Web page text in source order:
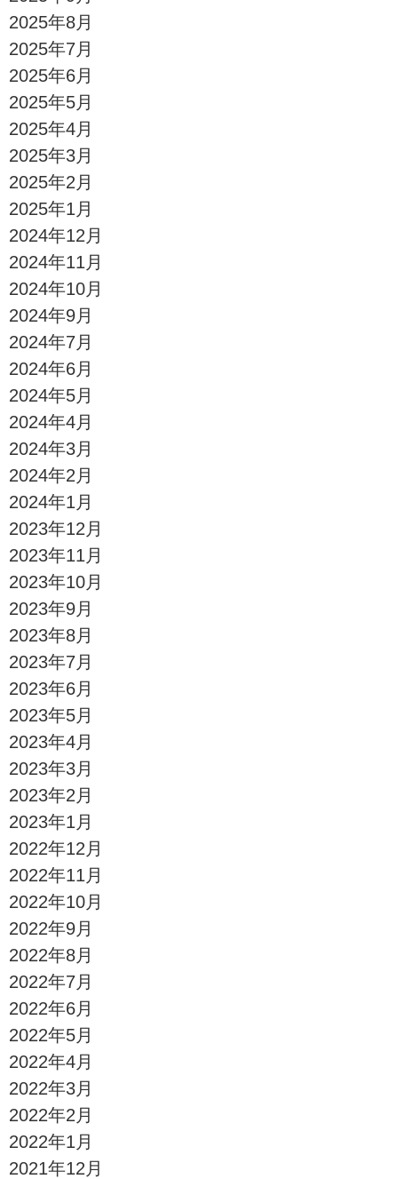
2025年8月
2025年7月
2025年6月
2025年5月
2025年4月
2025年3月
2025年2月
2025年1月
2024年12月
2024年11月
2024年10月
2024年9月
2024年7月
2024年6月
2024年5月
2024年4月
2024年3月
2024年2月
2024年1月
2023年12月
2023年11月
2023年10月
2023年9月
2023年8月
2023年7月
2023年6月
2023年5月
2023年4月
2023年3月
2023年2月
2023年1月
2022年12月
2022年11月
2022年10月
2022年9月
2022年8月
2022年7月
2022年6月
2022年5月
2022年4月
2022年3月
2022年2月
2022年1月
2021年12月